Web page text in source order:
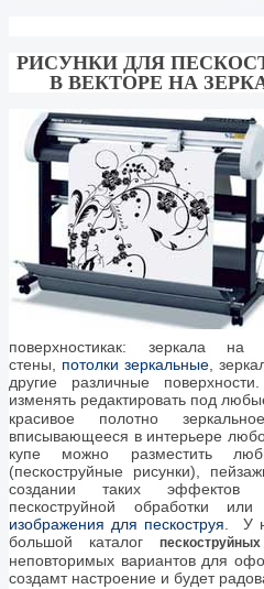
РИСУНКИ ДЛЯ
В ВЕКТОРЕ НА
поверхностикак: зеркала
стены, потолки зеркальные,
другие различные
изменять редактировать под
красивое полотно
вписывающееся в интерьере
купе можно разместить
(пескоструйные рисунки),
создании таких эффектов
пескоструйной обработки или
изображения для пескоструя. У
большой каталог
неповторимых вариантов для
создамт настроение и будет